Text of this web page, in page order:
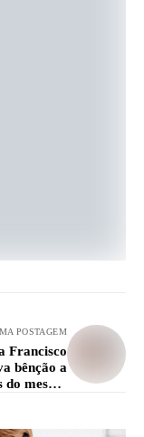
POSTAGEM
Francisco
bênção a
do mesmo